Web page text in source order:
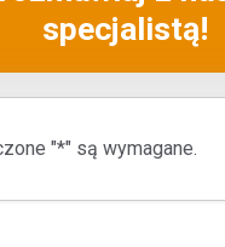
specjalistą!
"*" są wymagane.